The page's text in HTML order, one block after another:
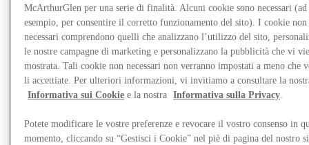
McArthurGlen per una serie di finalità. Alcuni cookie sono necessari (ad
esempio, per consentire il corretto funzionamento del sito). I cookie non
necessari comprendono quelli che analizzano l’utilizzo del sito,
le nostre campagne di marketing e personalizzano la pubblicità che vi
mostrata. Tali cookie non necessari non verranno impostati a meno che
li accettiate. Per ulteriori informazioni, vi invitiamo a consultare la
Informativa sui Cookie e la nostra Informativa sulla Privacy.
Potete modificare le vostre preferenze e revocare il vostro consenso in
momento, cliccando su “Gestisci i Cookie” nel piè di pagina del nostro